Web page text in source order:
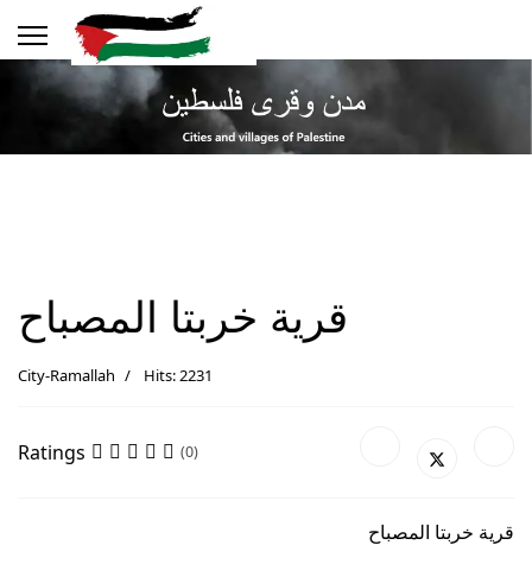
قرية خربتا المصباح
City-Ramallah Hits: 2231
Ratings (0)
قرية خربتا المصباح